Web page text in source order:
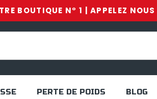
BOUTIQUE N° 1 | APPELEZ
PERTE DE POIDS BLOG